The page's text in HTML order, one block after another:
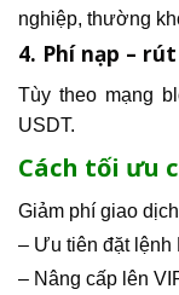
nghiệp, thường
4. Phí nạp –
Tùy theo mạng
USDT.
Cách tối ưu
Giảm phí giao dịch
– Ưu tiên đặt lệnh
– Nâng cấp lên